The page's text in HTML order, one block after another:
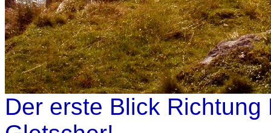
Der erste Blick